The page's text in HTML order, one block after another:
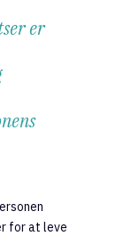
er
for at leve